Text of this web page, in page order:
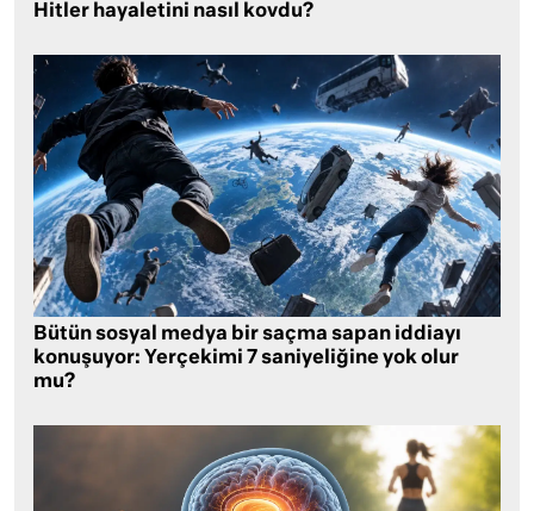
Hitler hayaletini nasıl kovdu?
Bütün sosyal medya bir saçma sapan iddiayı
konuşuyor: Yerçekimi 7 saniyeliğine yok olur
mu?